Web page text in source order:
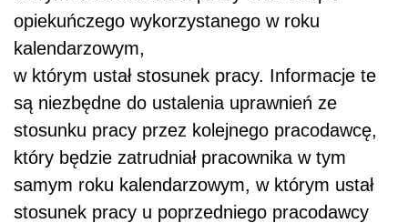
opiekuńczego wykorzystanego w roku
kalendarzowym,
w którym ustał stosunek pracy. Informacje te
są niezbędne do ustalenia uprawnień ze
stosunku pracy przez kolejnego pracodawcę,
który będzie zatrudniał pracownika w tym
samym roku kalendarzowym, w którym ustał
stosunek pracy u poprzedniego pracodawcy